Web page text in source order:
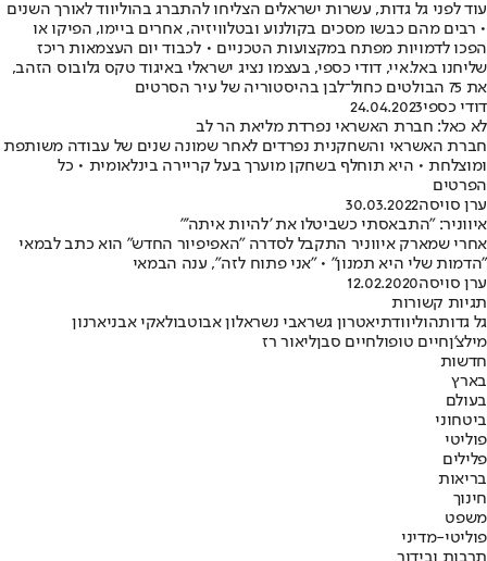
עוד לפני גל גדות, עשרות ישראלים הצליחו להתברג בהוליווד לאורך השנים
• רבים מהם כבשו מסכים בקולנוע ובטלוויזיה, אחרים ביימו, הפיקו או
הפכו לדמויות מפתח במקצועות הטכניים • לכבוד יום העצמאות ריכז
שליחנו באל.איי, דודי כספי, בעצמו נציג ישראלי באיגוד טקס גלובוס הזהב,
את 75 הבולטים כחול־לבן בהיסטוריה של עיר הסרטים
דודי כספי24.04.2023
לא כאל: חברת האשראי נפרדת מליאת הר לב
חברת האשראי והשחקנית נפרדים לאחר שמונה שנים של עבודה משותפת
ומוצלחת • היא תוחלף בשחקן מוערך בעל קריירה בינלאומית • כל
הפרטים
ערן סויסה30.03.2022
איווניר: "התבאסתי כשביטלו את 'להיות איתה'"
אחרי שמארק איווניר התקבל לסדרה "האפיפיור החדש" הוא כתב לבמאי
"הדמות שלי היא תמנון" • "אני פתוח לזה", ענה הבמאי
ערן סויסה12.02.2020
תגיות קשורות
גל גדותהוליוודתיאטרון גשראבי נשראלון אבוטבולאקי אבניארנון
מילצ'ןחיים טופולחיים סבןליאור רז
חדשות
בארץ
בעולם
ביטחוני
פוליטי
פלילים
בריאות
חינוך
משפט
פוליטי-מדיני